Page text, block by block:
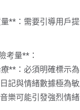
**：需要引導用戶
考量**：
**：必須明確標示
記與情緒數據極為
樂可能引發強烈情